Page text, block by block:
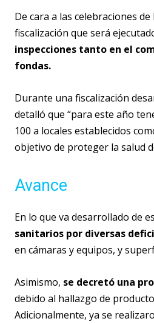
De cara a las celebraciones
fiscalización que será
inspecciones tanto en el
fondas.
Durante una fiscalización
detalló que “para este año
100 a locales establecidos
objetivo de proteger la salud
Avance
En lo que va desarrollado de
sanitarios por diversas
en cámaras y equipos, y
Asimismo, se decretó una
debido al hallazgo de
Adicionalmente, ya se